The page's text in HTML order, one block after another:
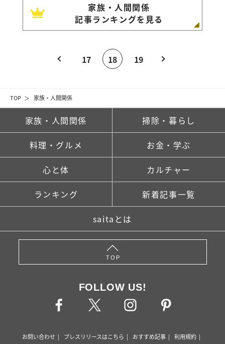
TOP 家族・人間関係
家族・人間関係
記事ランキングを見る
17 18 19
家族・人間関係 掃除・暮らし
料理・グルメ お金・学ぶ
心と体 カルチャー
ランキング 新着記事一覧
saitaとは
TOP
FOLLOW US!
お問い合わせ プレスリリースはこちら おすすめ記事
利用規約